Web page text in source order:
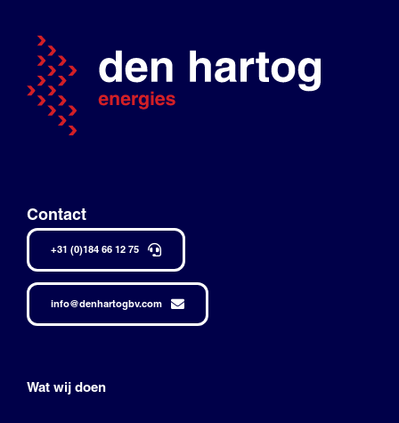
Contact
+31 (0)184 66 12 75
info@denhartogbv.com
Wat wij doen